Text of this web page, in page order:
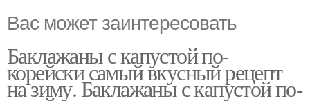
Вас может заинтересовать
Баклажаны с капустой по-
корейски самый вкусный рецепт
на зиму. Баклажаны с капустой по-